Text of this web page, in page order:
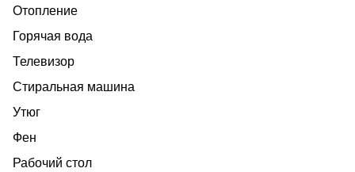
Возможно размещение до 4х человек.
Отчетные документы.
Отопление
Горячая вода
Телевизор
Стиральная машина
Утюг
Фен
Рабочий стол